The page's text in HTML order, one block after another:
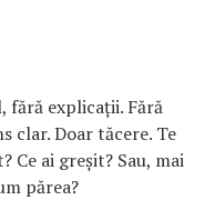
explicații. Fără
clar. Doar tăcere. Te
ai greșit? Sau, mai
părea?